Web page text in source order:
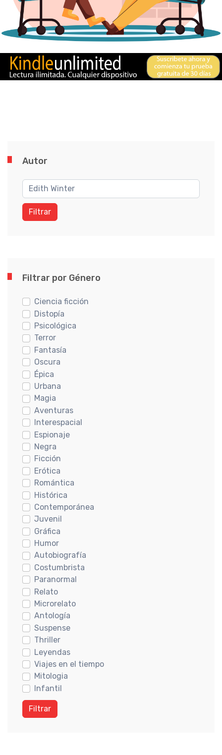
Autor
Filtrar
Filtrar por Género
Ciencia ficción
Distopía
Psicológica
Terror
Fantasía
Oscura
Épica
Urbana
Magia
Aventuras
Interespacial
Espionaje
Negra
Ficción
Erótica
Romántica
Histórica
Contemporánea
Juvenil
Gráfica
Humor
Autobiografía
Costumbrista
Paranormal
Relato
Microrelato
Antología
Suspense
Thriller
Leyendas
Viajes en el tiempo
Mitologia
Infantil
Filtrar